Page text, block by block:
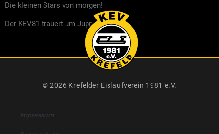
Die kleinen Stars von morgen!
Der KEV81 trauert um Jupp Kompalla
© 2026 Krefelder Eislaufverein 1981 e.V.
Impressum